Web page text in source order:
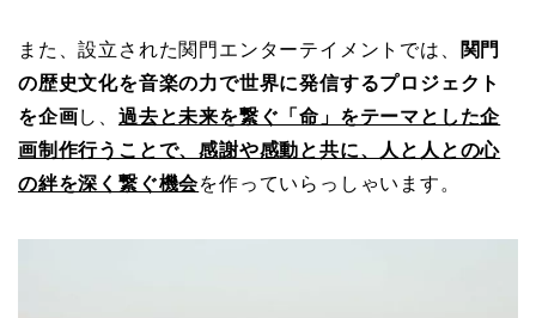
また、設立された関門エンターテイメントでは、
関門
の歴史文化を音楽の力で世界に発信するプロジェクト
を企画 し、過去と未来を繋ぐ「命」をテーマとした企
画制作行うことで、感謝や感動と共に、人と人との心
の絆を深く繋ぐ機会を作っていらっしゃいます。